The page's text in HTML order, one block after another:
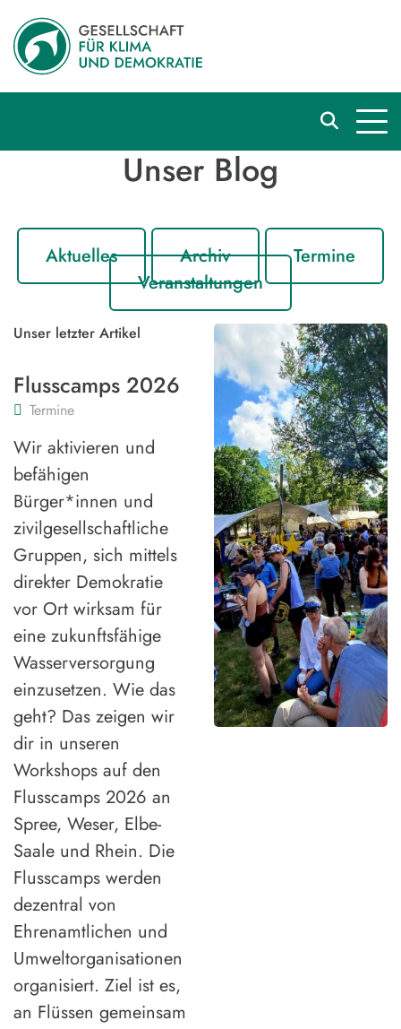
Unser Blog
Aktuelles Archiv
Termine
Veranstaltungen
Unser letzter Artikel
Flusscamps 2026
Termine
Wir aktivieren und
befähigen
Bürger*innen und
zivilgesellschaftliche
Gruppen, sich mittels
direkter Demokratie
vor Ort wirksam für
eine zukunftsfähige
Wasserversorgung
einzusetzen. Wie das
geht? Das zeigen wir
dir in unseren
Workshops auf den
Flusscamps 2026 an
Spree, Weser, Elbe-
Saale und Rhein. Die
Flusscamps werden
dezentral von
Ehrenamtlichen und
Umweltorganisationen
organisiert. Ziel ist es,
an Flüssen gemeinsam